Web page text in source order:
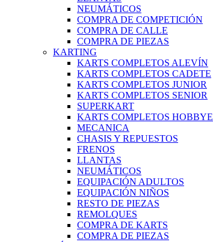
NEUMÁTICOS
COMPRA DE COMPETICIÓN
COMPRA DE CALLE
COMPRA DE PIEZAS
KARTING
KARTS COMPLETOS ALEVÍN
KARTS COMPLETOS CADETE
KARTS COMPLETOS JUNIOR
KARTS COMPLETOS SENIOR
SUPERKART
KARTS COMPLETOS HOBBYE
MECANICA
CHASIS Y REPUESTOS
FRENOS
LLANTAS
NEUMÁTICOS
EQUIPACIÓN ADULTOS
EQUIPACIÓN NIÑOS
RESTO DE PIEZAS
REMOLQUES
COMPRA DE KARTS
COMPRA DE PIEZAS